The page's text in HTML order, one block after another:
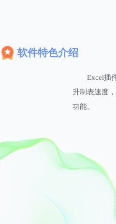
软件特色介绍
Excel插
升制表速度
功能。